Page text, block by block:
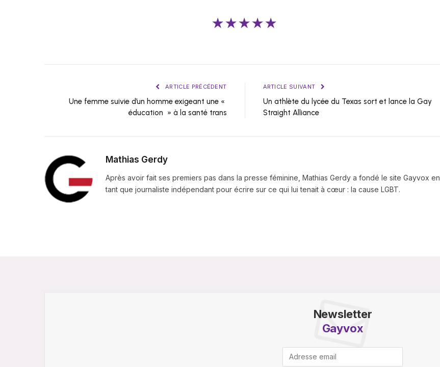
★★★★★
ARTICLE PRÉCÉDENT
Une femme suivie d’un homme exigeant une «
éducation » à la santé trans
ARTICLE SUIVANT
Un athlète du lycée du Texas sort et lance la Gay
Straight Alliance
Mathias Gerdy
Après avoir fait ses premiers pas dans la presse féminine, Mathias Gerdy a fondé le site Gayvox en
tant que journaliste indépendant pour écrire sur ce qui lui tenait à cœur : la cause LGBT.
Newsletter
Gayvox